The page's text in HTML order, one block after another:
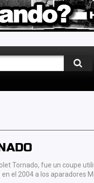
Tornado, fue un coupe
en el 2004 a los aparadores